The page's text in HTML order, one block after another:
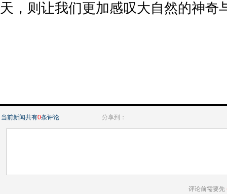
天，则让我们更加感叹大自然的神奇
当前新闻共有0条评论 分享到：
评论前需要先